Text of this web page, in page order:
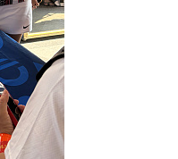
Мясницкая